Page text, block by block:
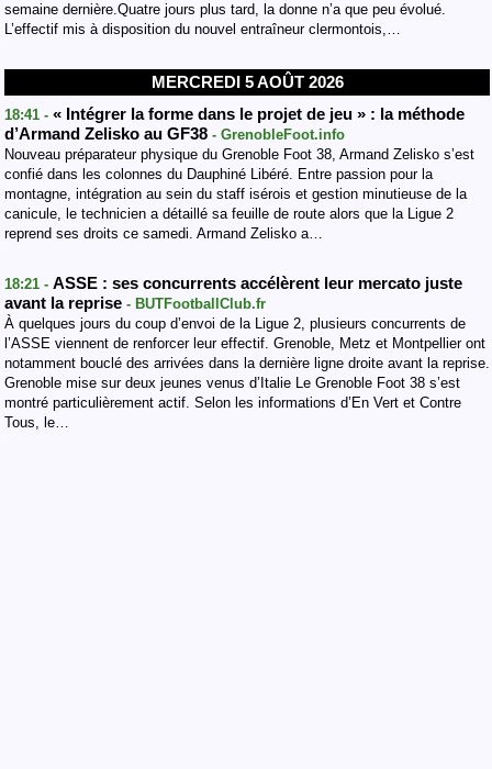
semaine dernière.Quatre jours plus tard, la donne n’a que peu évolué.
L’effectif mis à disposition du nouvel entraîneur clermontois,…
MERCREDI 5 AOÛT 2026
18:41 - « Intégrer la forme dans le projet de jeu » : la méthode
d’Armand Zelisko au GF38 - GrenobleFoot.info
Nouveau préparateur physique du Grenoble Foot 38, Armand Zelisko s’est
confié dans les colonnes du Dauphiné Libéré. Entre passion pour la
montagne, intégration au sein du staff isérois et gestion minutieuse de la
canicule, le technicien a détaillé sa feuille de route alors que la Ligue 2
reprend ses droits ce samedi. Armand Zelisko a…
18:21 - ASSE : ses concurrents accélèrent leur mercato juste
avant la reprise - BUTFootballClub.fr
À quelques jours du coup d’envoi de la Ligue 2, plusieurs concurrents de
l’ASSE viennent de renforcer leur effectif. Grenoble, Metz et Montpellier ont
notamment bouclé des arrivées dans la dernière ligne droite avant la reprise.
Grenoble mise sur deux jeunes venus d’Italie Le Grenoble Foot 38 s’est
montré particulièrement actif. Selon les informations d’En Vert et Contre
Tous, le…